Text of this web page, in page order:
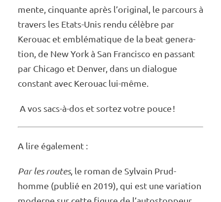
mente, cinquante après l’origi­nal, le parcours à
travers les Etats-Unis rendu célèbre par
Kerouac et emblé­ma­tique de la beat gene­ra­
tion, de New York à San Fran­cisco en passant
par Chicago et Denver, dans un dialogue
constant avec Kerouac lui-même.
A vos sacs-à-dos et sortez votre pouce !
A lire égale­ment :
Par les routes, le roman de Sylvain Prud­
homme (publié en 2019), qui est une varia­tion